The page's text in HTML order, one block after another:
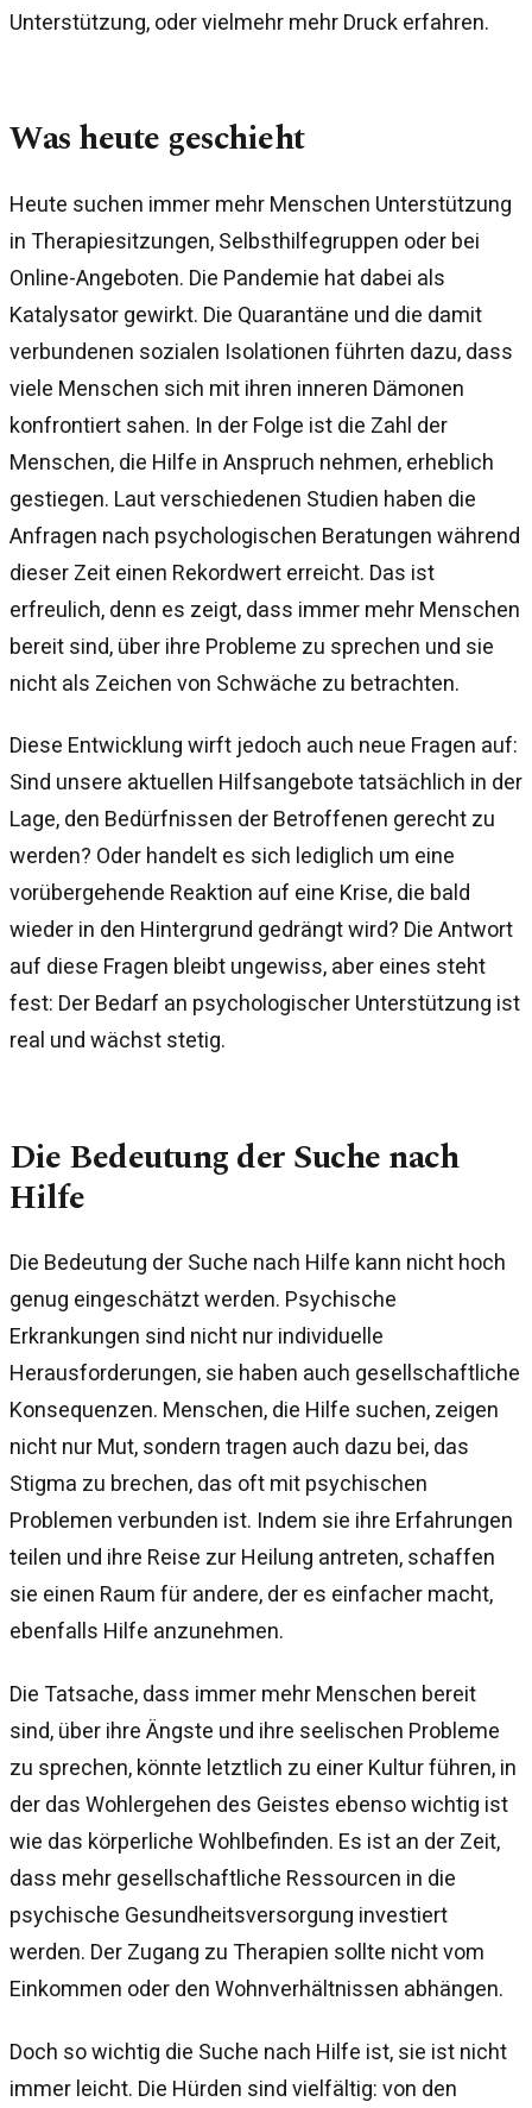
Unterstützung, oder vielmehr mehr Druck erfahren.
Was heute geschieht
Heute suchen immer mehr Menschen Unterstützung
in Therapiesitzungen, Selbsthilfegruppen oder bei
Online-Angeboten. Die Pandemie hat dabei als
Katalysator gewirkt. Die Quarantäne und die damit
verbundenen sozialen Isolationen führten dazu, dass
viele Menschen sich mit ihren inneren Dämonen
konfrontiert sahen. In der Folge ist die Zahl der
Menschen, die Hilfe in Anspruch nehmen, erheblich
gestiegen. Laut verschiedenen Studien haben die
Anfragen nach psychologischen Beratungen während
dieser Zeit einen Rekordwert erreicht. Das ist
erfreulich, denn es zeigt, dass immer mehr Menschen
bereit sind, über ihre Probleme zu sprechen und sie
nicht als Zeichen von Schwäche zu betrachten.
Diese Entwicklung wirft jedoch auch neue Fragen auf:
Sind unsere aktuellen Hilfsangebote tatsächlich in der
Lage, den Bedürfnissen der Betroffenen gerecht zu
werden? Oder handelt es sich lediglich um eine
vorübergehende Reaktion auf eine Krise, die bald
wieder in den Hintergrund gedrängt wird? Die Antwort
auf diese Fragen bleibt ungewiss, aber eines steht
fest: Der Bedarf an psychologischer Unterstützung ist
real und wächst stetig.
Die Bedeutung der Suche nach
Hilfe
Die Bedeutung der Suche nach Hilfe kann nicht hoch
genug eingeschätzt werden. Psychische
Erkrankungen sind nicht nur individuelle
Herausforderungen, sie haben auch gesellschaftliche
Konsequenzen. Menschen, die Hilfe suchen, zeigen
nicht nur Mut, sondern tragen auch dazu bei, das
Stigma zu brechen, das oft mit psychischen
Problemen verbunden ist. Indem sie ihre Erfahrungen
teilen und ihre Reise zur Heilung antreten, schaffen
sie einen Raum für andere, der es einfacher macht,
ebenfalls Hilfe anzunehmen.
Die Tatsache, dass immer mehr Menschen bereit
sind, über ihre Ängste und ihre seelischen Probleme
zu sprechen, könnte letztlich zu einer Kultur führen, in
der das Wohlergehen des Geistes ebenso wichtig ist
wie das körperliche Wohlbefinden. Es ist an der Zeit,
dass mehr gesellschaftliche Ressourcen in die
psychische Gesundheitsversorgung investiert
werden. Der Zugang zu Therapien sollte nicht vom
Einkommen oder den Wohnverhältnissen abhängen.
Doch so wichtig die Suche nach Hilfe ist, sie ist nicht
immer leicht. Die Hürden sind vielfältig: von den